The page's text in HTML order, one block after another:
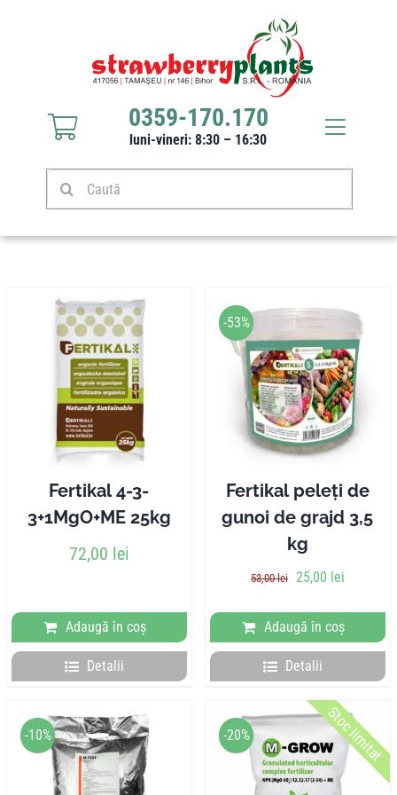
Caută
0359-170.170
luni-vineri: 8:30 – 16:30
Toggle
Răsaduri căpșuni
Stoloni căpșuni
Produse
Culturi
Pliante
Contul meu
Caută
Fertikal 4-3-
3+1MgO+ME 25kg
72,00 lei
Adaugă în coș
Detalii
-53%
Fertikal peleți de
gunoi de grajd 3,5
kg
53,00lei
Prețul
a
fost:
53,00 lei.
25,00 leiPrețul
este:
25,00 lei.
Adaugă în coș
Detalii
-10% -20% Stoc limitat